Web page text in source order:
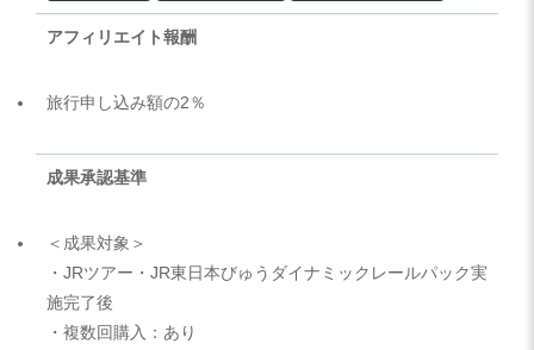
アフィリエイト報酬
旅行申し込み額の2％
成果承認基準
＜成果対象＞
・JRツアー・JR東日本びゅうダイナミックレールパック実
施完了後
・複数回購入：あり